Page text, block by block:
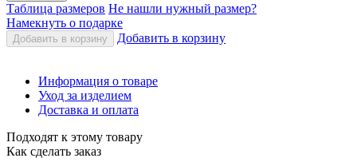
Таблица размеров Не нашли нужный размер?
Намекнуть о подарке
Добавить в корзину Добавить в корзину
Информация о товаре
Уход за изделием
Доставка и оплата
Подходят к этому товару
Как сделать заказ